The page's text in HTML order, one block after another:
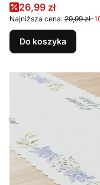
Cena promocyjna
26,99 zł
Najniższa cena: 29,99 zł-
Do koszyka